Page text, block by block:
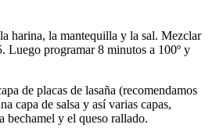
harina, la mantequilla y la sal. Mezclar
Luego programar 8 minutos a 100º y
de placas de lasaña (recomendamos
capa de salsa y así varias capas,
bechamel y el queso rallado.